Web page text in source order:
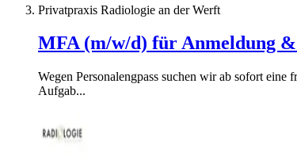
Privatpraxis Radiologie an der Werft
MFA (m/w/d) für Anmeldung
Wegen Personalengpass suchen wir ab sofort
Aufgab...